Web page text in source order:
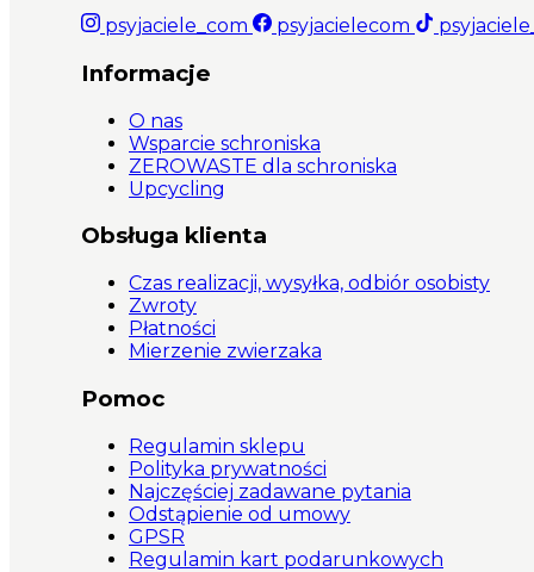
psyjaciele_com psyjacielecom
Informacje
O nas
Wsparcie schroniska
ZEROWASTE dla schroniska
Upcycling
Obsługa klienta
Czas realizacji, wysyłka, odbiór osobisty
Zwroty
Płatności
Mierzenie zwierzaka
Pomoc
Regulamin sklepu
Polityka prywatności
Najczęściej zadawane pytania
Odstąpienie od umowy
GPSR
Regulamin kart podarunkowych